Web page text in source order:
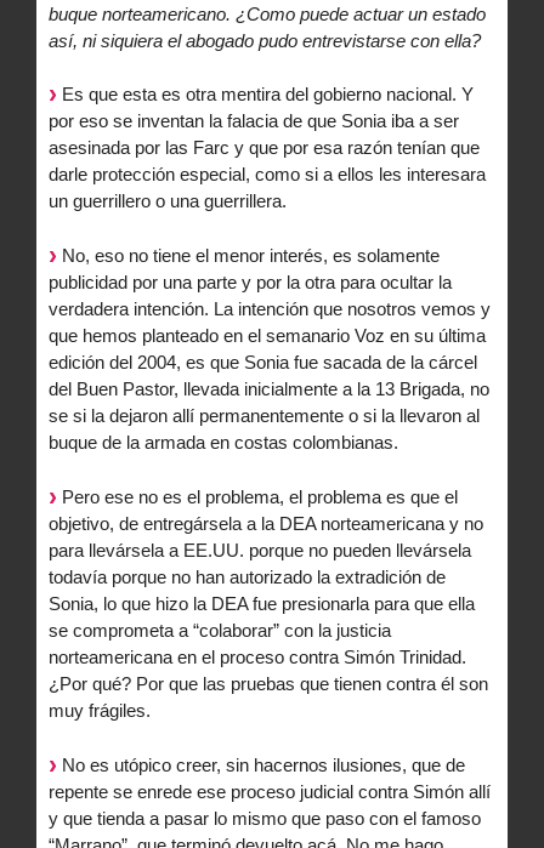
buque norteamericano. ¿Como puede actuar un estado
así, ni siquiera el abogado pudo entrevistarse con ella?
Es que esta es otra mentira del gobierno nacional. Y
por eso se inventan la falacia de que Sonia iba a ser
asesinada por las Farc y que por esa razón tenían que
darle protección especial, como si a ellos les interesara
un guerrillero o una guerrillera.
No, eso no tiene el menor interés, es solamente
publicidad por una parte y por la otra para ocultar la
verdadera intención. La intención que nosotros vemos y
que hemos planteado en el semanario Voz en su última
edición del 2004, es que Sonia fue sacada de la cárcel
del Buen Pastor, llevada inicialmente a la 13 Brigada, no
se si la dejaron allí permanentemente o si la llevaron al
buque de la armada en costas colombianas.
Pero ese no es el problema, el problema es que el
objetivo, de entregársela a la DEA norteamericana y no
para llevársela a EE.UU. porque no pueden llevársela
todavía porque no han autorizado la extradición de
Sonia, lo que hizo la DEA fue presionarla para que ella
se comprometa a “colaborar” con la justicia
norteamericana en el proceso contra Simón Trinidad.
¿Por qué? Por que las pruebas que tienen contra él son
muy frágiles.
No es utópico creer, sin hacernos ilusiones, que de
repente se enrede ese proceso judicial contra Simón allí
y que tienda a pasar lo mismo que paso con el famoso